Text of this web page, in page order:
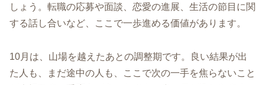
しょう。転職の応募や面談、恋愛の進展、生活の節目に関
する話し合いなど、ここで一歩進める価値があります。
10月は、山場を越えたあとの調整期です。良い結果が出
た人も、まだ途中の人も、ここで次の一手を焦らないこと